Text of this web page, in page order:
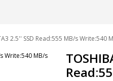
2.5'' SSD Read:555 MB/s Write:540